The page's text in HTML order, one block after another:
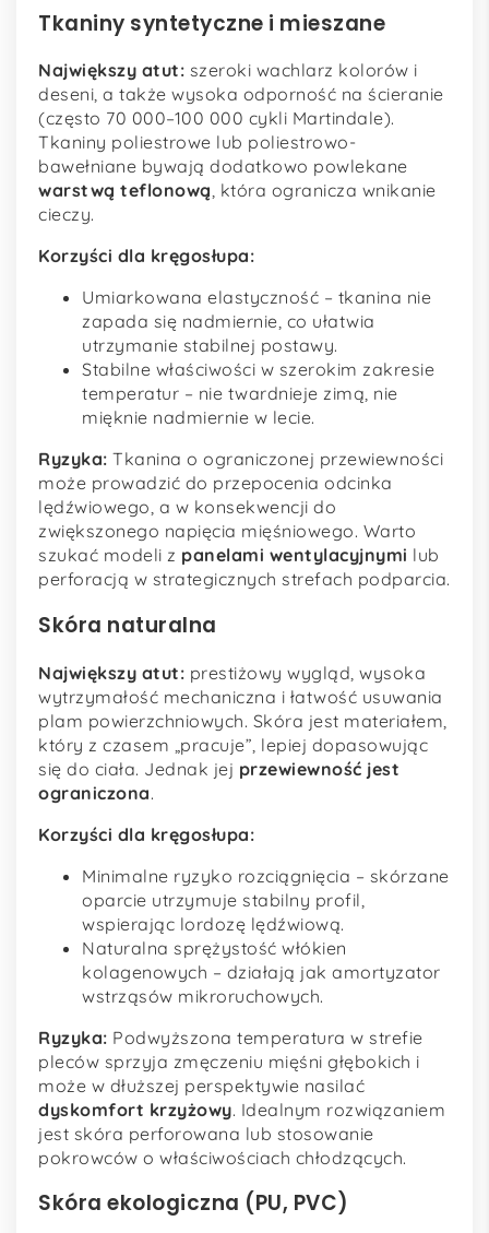
Tkaniny syntetyczne i mieszane
Największy atut: szeroki wachlarz kolorów i
deseni, a także wysoka odporność na ścieranie
(często 70 000–100 000 cykli Martindale).
Tkaniny poliestrowe lub poliestrowo-
bawełniane bywają dodatkowo powlekane
warstwą teflonową, która ogranicza wnikanie
cieczy.
Korzyści dla kręgosłupa:
Umiarkowana elastyczność – tkanina nie
zapada się nadmiernie, co ułatwia
utrzymanie stabilnej postawy.
Stabilne właściwości w szerokim zakresie
temperatur – nie twardnieje zimą, nie
mięknie nadmiernie w lecie.
Ryzyka: Tkanina o ograniczonej przewiewności
może prowadzić do przepocenia odcinka
lędźwiowego, a w konsekwencji do
zwiększonego napięcia mięśniowego. Warto
szukać modeli z panelami wentylacyjnymi lub
perforacją w strategicznych strefach podparcia.
Skóra naturalna
Największy atut: prestiżowy wygląd, wysoka
wytrzymałość mechaniczna i łatwość usuwania
plam powierzchniowych. Skóra jest materiałem,
który z czasem „pracuje”, lepiej dopasowując
się do ciała. Jednak jej przewiewność jest
ograniczona.
Korzyści dla kręgosłupa:
Minimalne ryzyko rozciągnięcia – skórzane
oparcie utrzymuje stabilny profil,
wspierając lordozę lędźwiową.
Naturalna sprężystość włókien
kolagenowych – działają jak amortyzator
wstrząsów mikroruchowych.
Ryzyka: Podwyższona temperatura w strefie
pleców sprzyja zmęczeniu mięśni głębokich i
może w dłuższej perspektywie nasilać
dyskomfort krzyżowy. Idealnym rozwiązaniem
jest skóra perforowana lub stosowanie
pokrowców o właściwościach chłodzących.
Skóra ekologiczna (PU, PVC)